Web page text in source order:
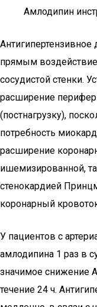
Амлодипин
прямым
сосудистой стенки.
расширение
(постнагрузку),
потребность
расширение
ишемизированной,
стенокардией
коронарный
У пациентов с
амлодипина 1 раз в
значимое снижение
течение 24 ч.